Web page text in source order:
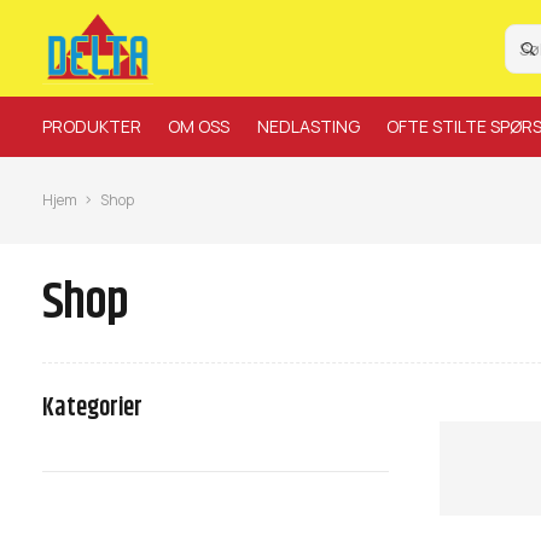
PRODUKTER OM OSS NEDLASTING OFTE STILTE
Hjem Shop
Shop
Kategorier